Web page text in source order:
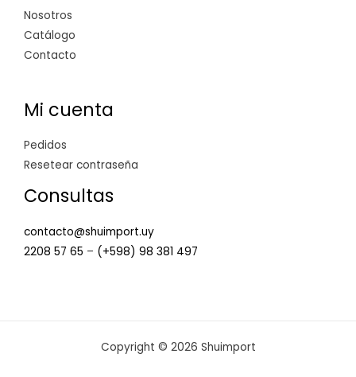
Nosotros
Catálogo
Contacto
Mi cuenta
Pedidos
Resetear contraseña
Consultas
contacto@shuimport.uy
2208 57 65 – (+598) 98 381 497
Copyright © 2026 Shuimport